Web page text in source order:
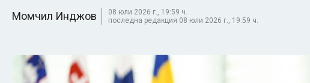
Момчил Инджов
08 юли 2026 г., 19:59 ч.
последна редакция 08 юли 2026 г., 19:59 ч.